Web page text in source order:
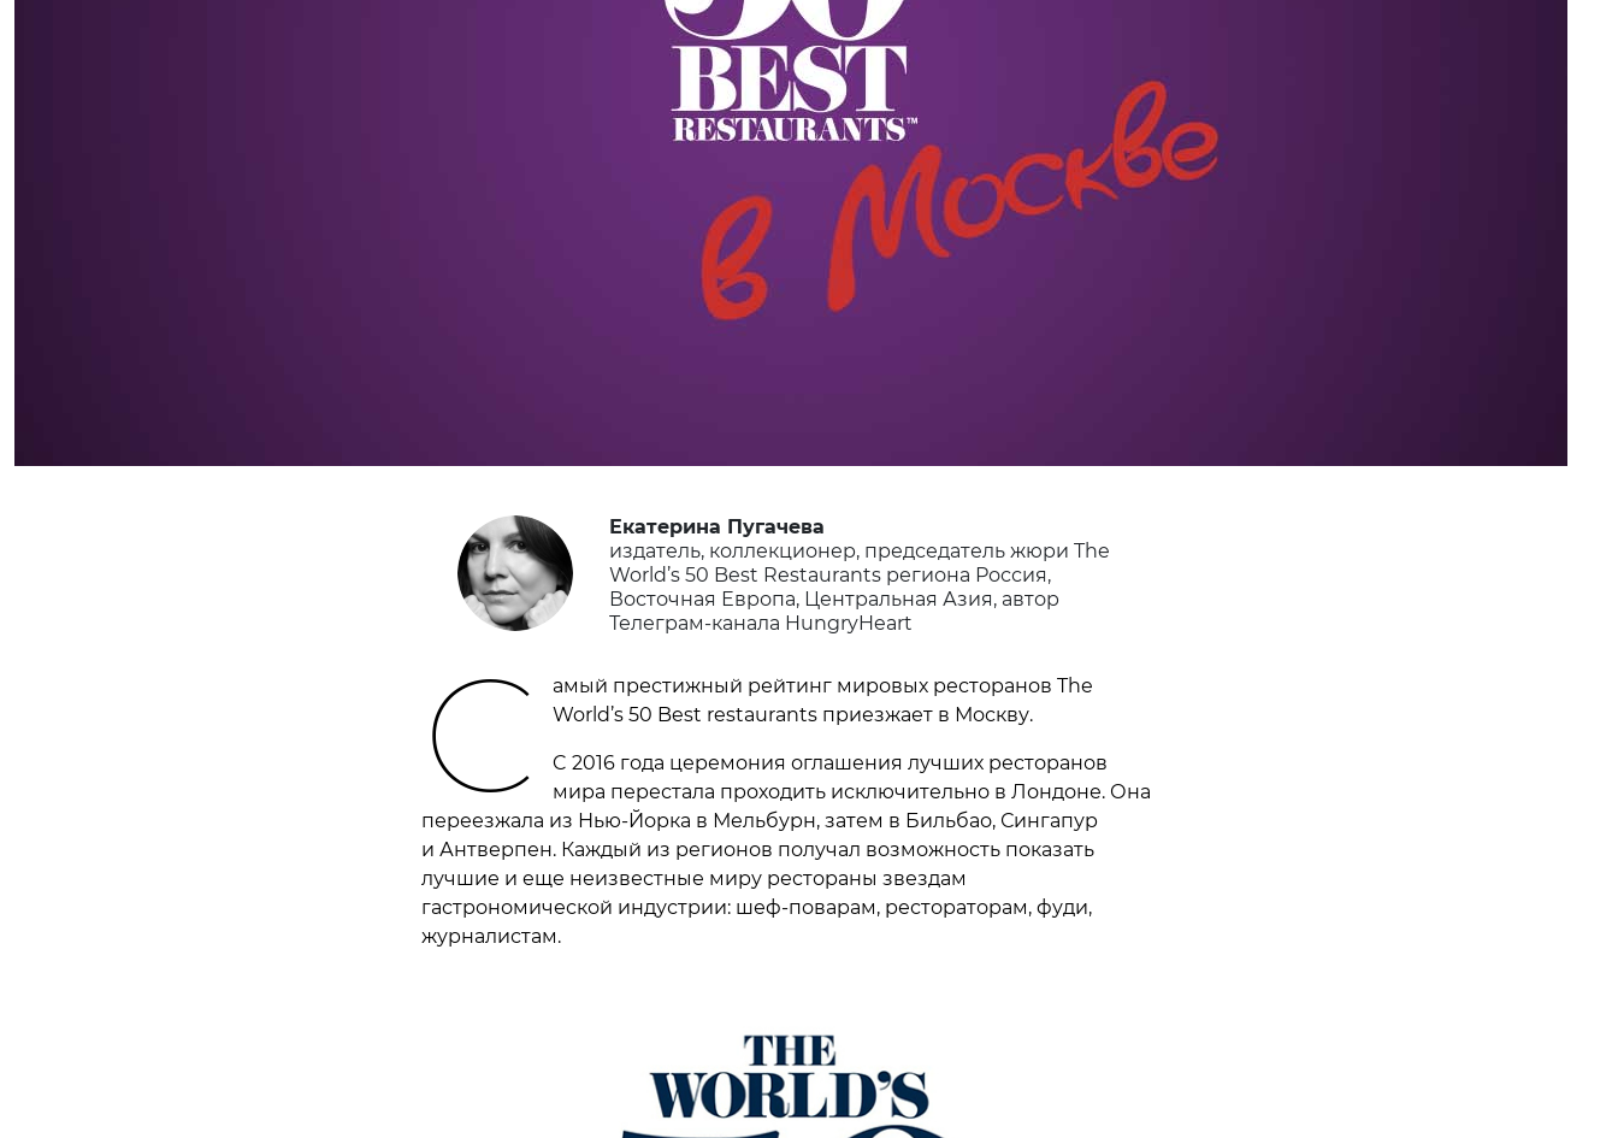
Екатерина Пугачева
издатель, коллекционер, председатель жюри The
World’s 50 Best Restaurants региона Россия,
Восточная Европа, Центральная Азия, автор
Телеграм-канала HungryHeart
С
амый престижный рейтинг мировых ресторанов The
World’s 50 Best restaurants приезжает в Москву.
C 2016 года церемония оглашения лучших ресторанов
мира перестала проходить исключительно в Лондоне. Она
переезжала из Нью-Йорка в Мельбурн, затем в Бильбао, Сингапур
и Антверпен. Каждый из регионов получал возможность показать
лучшие и еще неизвестные миру рестораны звездам
гастрономической индустрии: шеф-поварам, рестораторам, фуди,
журналистам.